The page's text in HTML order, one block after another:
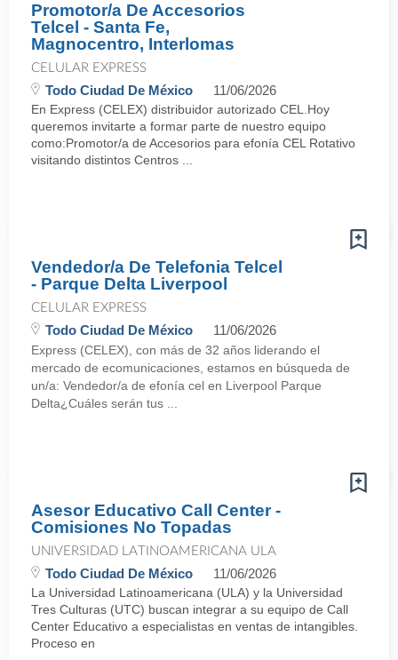
Promotor/a De Accesorios
Telcel - Santa Fe,
Magnocentro, Interlomas
CELULAR EXPRESS
Todo Ciudad De México 11/06/2026
En Express (CELEX) distribuidor autorizado CEL.Hoy
queremos invitarte a formar parte de nuestro equipo
como:Promotor/a de Accesorios para efonía CEL Rotativo
visitando distintos Centros ...
Vendedor/a De Telefonia Telcel
- Parque Delta Liverpool
CELULAR EXPRESS
Todo Ciudad De México 11/06/2026
Express (CELEX), con más de 32 años liderando el
mercado de ecomunicaciones, estamos en búsqueda de
un/a: Vendedor/a de efonía cel en Liverpool Parque
Delta¿Cuáles serán tus ...
Asesor Educativo Call Center -
Comisiones No Topadas
UNIVERSIDAD LATINOAMERICANA ULA
Todo Ciudad De México 11/06/2026
La Universidad Latinoamericana (ULA) y la Universidad
Tres Culturas (UTC) buscan integrar a su equipo de Call
Center Educativo a especialistas en ventas de intangibles.
Proceso en